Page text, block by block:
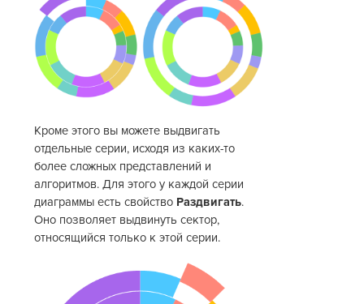
Кроме этого вы можете выдвигать
отдельные серии, исходя из каких-то
более сложных представлений и
алгоритмов. Для этого у каждой серии
диаграммы есть свойство Раздвигать.
Оно позволяет выдвинуть сектор,
относящийся только к этой серии.